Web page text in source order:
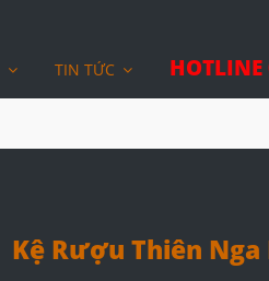
TIN TỨC
Kệ Rượu Thiên Nga